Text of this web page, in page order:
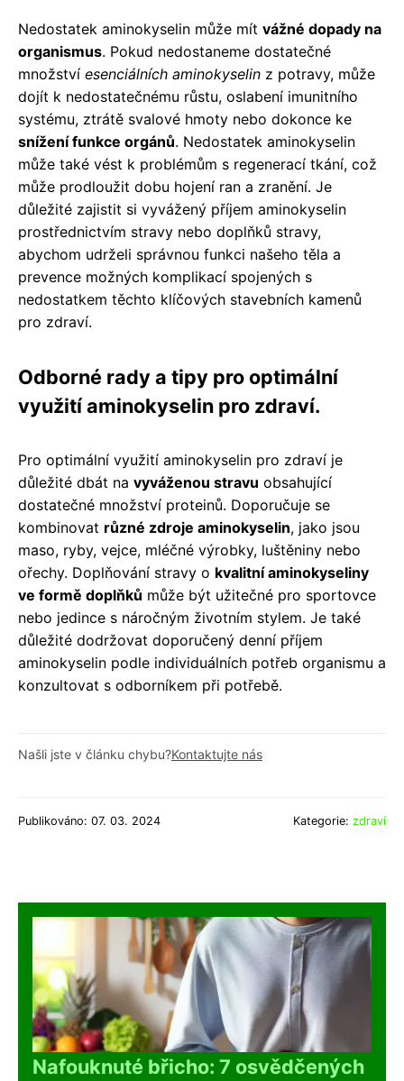
Nedostatek aminokyselin může mít vážné dopady na
organismus. Pokud nedostaneme dostatečné
množství esenciálních aminokyselin z potravy, může
dojít k nedostatečnému růstu, oslabení imunitního
systému, ztrátě svalové hmoty nebo dokonce ke
snížení funkce orgánů. Nedostatek aminokyselin
může také vést k problémům s regenerací tkání, což
může prodloužit dobu hojení ran a zranění. Je
důležité zajistit si vyvážený příjem aminokyselin
prostřednictvím stravy nebo doplňků stravy,
abychom udrželi správnou funkci našeho těla a
prevence možných komplikací spojených s
nedostatkem těchto klíčových stavebních kamenů
pro zdraví.
Odborné rady a tipy pro optimální
využití aminokyselin pro zdraví.
Pro optimální využití aminokyselin pro zdraví je
důležité dbát na vyváženou stravu obsahující
dostatečné množství proteinů. Doporučuje se
kombinovat různé zdroje aminokyselin, jako jsou
maso, ryby, vejce, mléčné výrobky, luštěniny nebo
ořechy. Doplňování stravy o kvalitní aminokyseliny
ve formě doplňků může být užitečné pro sportovce
nebo jedince s náročným životním stylem. Je také
důležité dodržovat doporučený denní příjem
aminokyselin podle individuálních potřeb organismu a
konzultovat s odborníkem při potřebě.
Našli jste v článku chybu?Kontaktujte nás
Publikováno: 07. 03. 2024 Kategorie: zdraví
Nafouknuté břicho: 7 osvědčených